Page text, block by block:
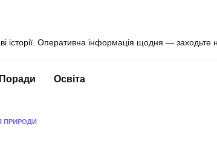
історії. Оперативна інформація щодня —
Поради Освіта
ПРИРОДИ